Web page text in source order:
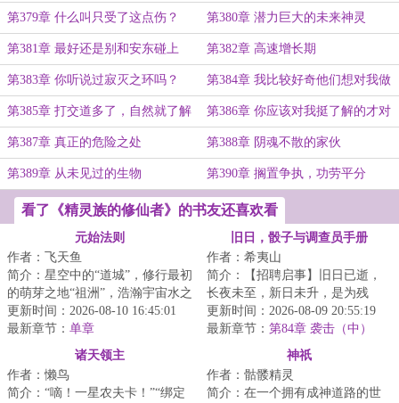
第379章 什么叫只受了这点伤？ 第380章 潜力巨大的未来神灵
第381章 最好还是别和安东碰上 第382章 高速增长期
第383章 你听说过寂灭之环吗？ 第384章 我比较好奇他们想对我做
什么
第385章 打交道多了，自然就了解
了
第386章 你应该对我挺了解的才对
第387章 真正的危险之处 第388章 阴魂不散的家伙
第389章 从未见过的生物 第390章 搁置争执，功劳平分
看了《精灵族的修仙者》的书友还喜欢看
元始法则
作者：飞天鱼
简介：星空中的“道城”，修行最初
的萌芽之地“祖洲”，浩瀚宇宙水之
起源“神仓古泽”，虚暗禁区“战斧
座...
更新时间：2026-08-10 16:45:01
最新章节： 单章
旧日，骰子与调查员手册
作者：希夷山
简介：【招聘启事】旧日已逝，
长夜未至，新日未升，是为残
昼。在这个神灾多得像路边野狗
的时代，有人试图...
更新时间：2026-08-09 20:55:19
最新章节： 第84章 袭击（中）
诸天领主
作者：懒鸟
简介：“嘀！一星农夫卡！”“绑定
神祇
作者：骷髅精灵
简介：在一个拥有成神道路的世